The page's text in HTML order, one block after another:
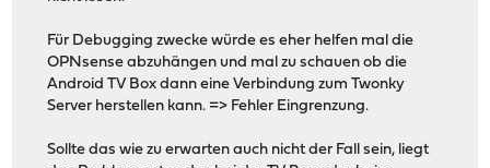
Für Debugging zwecke würde es eher helfen mal die
OPNsense abzuhängen und mal zu schauen ob die
Android TV Box dann eine Verbindung zum Twonky
Server herstellen kann. => Fehler Eingrenzung.
Sollte das wie zu erwarten auch nicht der Fall sein, liegt